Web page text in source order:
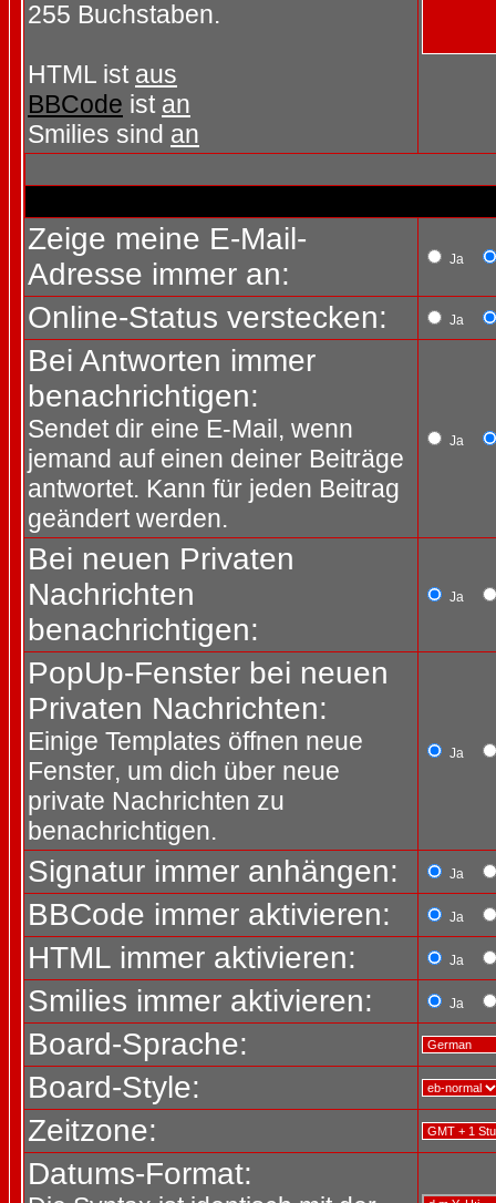
255 Buchstaben.
HTML ist aus
BBCode ist an
Smilies sind an
Zeige meine E-Mail-
Adresse immer an:
Ja
Online-Status verstecken: Ja
Bei Antworten immer
benachrichtigen:
Sendet dir eine E-Mail, wenn
jemand auf einen deiner Beiträge
antwortet. Kann für jeden Beitrag
geändert werden.
Ja
Bei neuen Privaten
Nachrichten
benachrichtigen:
Ja
PopUp-Fenster bei neuen
Privaten Nachrichten:
Einige Templates öffnen neue
Fenster, um dich über neue
private Nachrichten zu
benachrichtigen.
Ja
Signatur immer anhängen: Ja
BBCode immer aktivieren: Ja
HTML immer aktivieren: Ja
Smilies immer aktivieren: Ja
Board-Sprache:
Board-Style:
Zeitzone:
Datums-Format: